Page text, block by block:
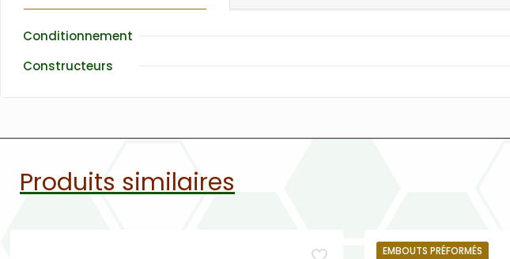
Conditionnement
Constructeurs
Produits similaires
EMBOUTS PRÉFORMÉS